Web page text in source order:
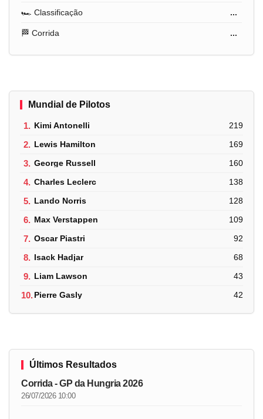
🏎️ Classificação ...
🏁 Corrida ...
Mundial de Pilotos
1. Kimi Antonelli 219
2. Lewis Hamilton 169
3. George Russell 160
4. Charles Leclerc 138
5. Lando Norris 128
6. Max Verstappen 109
7. Oscar Piastri 92
8. Isack Hadjar 68
9. Liam Lawson 43
10.Pierre Gasly 42
Últimos Resultados
Corrida - GP da Hungria 2026
26/07/2026 10:00